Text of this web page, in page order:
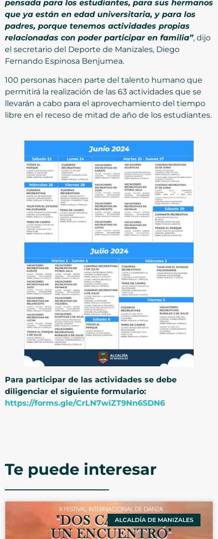
pensada para los estudiantes, para sus hermanos
que ya están en edad universitaria, y para los
padres, porque tenemos actividades propias
relacionadas con poder participar en familia”, dijo
el secretario del Deporte de Manizales, Diego
Fernando Espinosa Benjumea.
100 personas hacen parte del talento humano que
permitirá la realización de las 63 actividades que se
llevarán a cabo para el aprovechamiento del tiempo
libre en el receso de mitad de año de los estudiantes.
Para participar de las actividades se debe
diligenciar el siguiente formulario:
https://forms.gle/CrLN7wiZT9Nn6SDN6
Te puede interesar
ALCALDÍA DE MANIZALES